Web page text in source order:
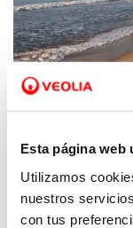
Esta página web
Utilizamos
nuestros
con tus
04 MAY 2026
gracias a la